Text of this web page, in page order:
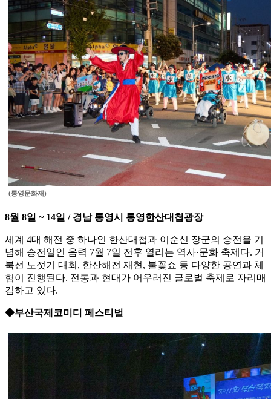
(통영문화재)
8월 8일 ~ 14일 / 경남 통영시 통영한산대첩광장
세계 4대 해전 중 하나인 한산대첩과 이순신 장군의 승전을 기
념해 승전일인 음력 7월 7일 전후 열리는 역사·문화 축제다. 거
북선 노젓기 대회, 한산해전 재현, 불꽃쇼 등 다양한 공연과 체
험이 진행된다. 전통과 현대가 어우러진 글로벌 축제로 자리매
김하고 있다.
◆부산국제코미디 페스티벌